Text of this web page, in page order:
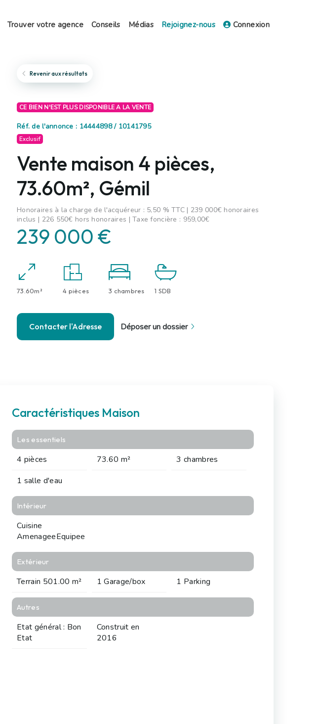
Trouver votre agence Conseils Médias Rejoignez-nous Connexion
Revenir aux résultats
CE BIEN N'EST PLUS DISPONIBLE A LA VENTE
Réf. de l'annonce : 14444898 / 10141795
Exclusif
Vente maison 4 pièces,
73.60m², Gémil
Honoraires à la charge de l'acquéreur : 5,50 % TTC | 239 000€ honoraires
inclus | 226 550€ hors honoraires | Taxe foncière : 959,00€
239 000 €
73.60m² 4 pièces 3 chambres 1 SDB
Contacter l'Adresse Déposer un dossier
Caractéristiques Maison
Les essentiels
4 pièces 73.60 m²
3 chambres
1 salle d'eau
Intérieur
Cuisine
AmenageeEquipee
Extérieur
Terrain 501.00 m² 1 Garage/box 1 Parking
Autres
Etat général : Bon
Etat
Construit en
2016